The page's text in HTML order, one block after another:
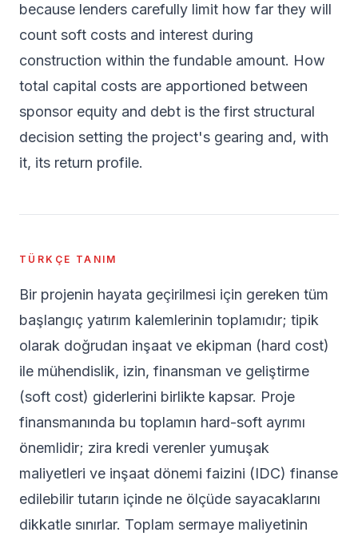
because lenders carefully limit how far they will
count soft costs and interest during
construction within the fundable amount. How
total capital costs are apportioned between
sponsor equity and debt is the first structural
decision setting the project's gearing and, with
it, its return profile.
TÜRKÇE TANIM
Bir projenin hayata geçirilmesi için gereken tüm
başlangıç yatırım kalemlerinin toplamıdır; tipik
olarak doğrudan inşaat ve ekipman (hard cost)
ile mühendislik, izin, finansman ve geliştirme
(soft cost) giderlerini birlikte kapsar. Proje
finansmanında bu toplamın hard-soft ayrımı
önemlidir; zira kredi verenler yumuşak
maliyetleri ve inşaat dönemi faizini (IDC) finanse
edilebilir tutarın içinde ne ölçüde sayacaklarını
dikkatle sınırlar. Toplam sermaye maliyetinin